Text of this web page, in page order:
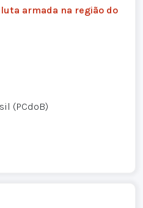
armada na região do
(PCdoB)